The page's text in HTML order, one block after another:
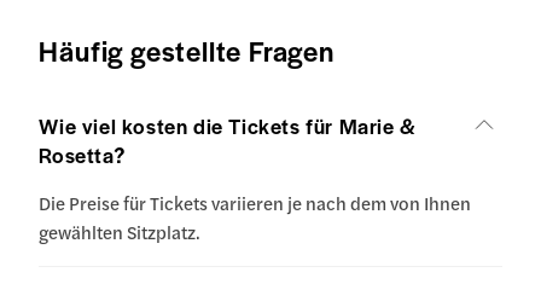
Häufig gestellte Fragen
Wie viel kosten die Tickets für Marie &
Rosetta?
Die Preise für Tickets variieren je nach dem von Ihnen
gewählten Sitzplatz.